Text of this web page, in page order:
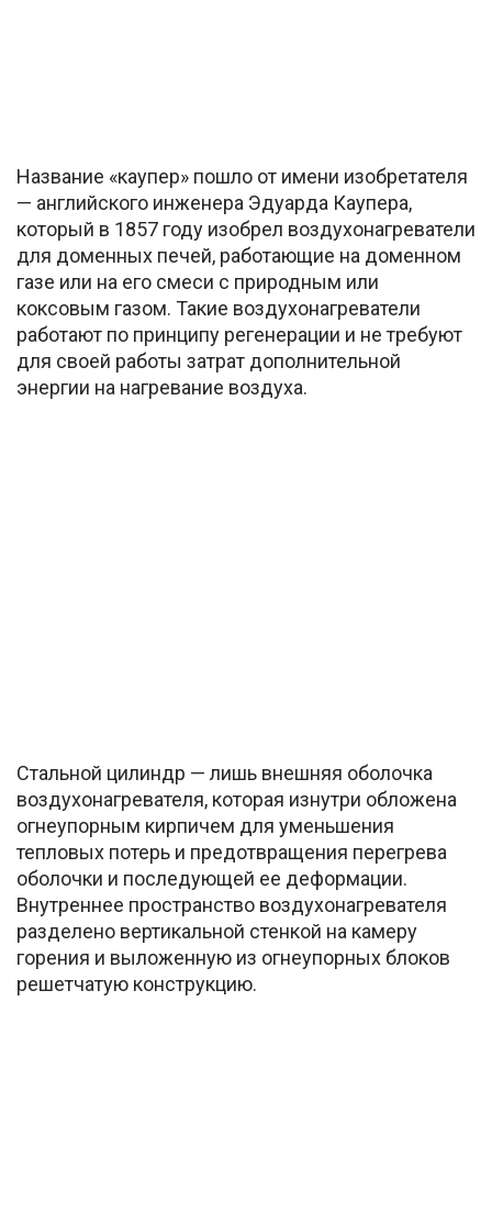
Название «каупер» пошло от имени изобретателя
— английского инженера Эдуарда Каупера,
который в 1857 году изобрел воздухонагреватели
для доменных печей, работающие на доменном
газе или на его смеси с природным или
коксовым газом. Такие воздухонагреватели
работают по принципу регенерации и не требуют
для своей работы затрат дополнительной
энергии на нагревание воздуха.
Стальной цилиндр — лишь внешняя оболочка
воздухонагревателя, которая изнутри обложена
огнеупорным кирпичем для уменьшения
тепловых потерь и предотвращения перегрева
оболочки и последующей ее деформации.
Внутреннее пространство воздухонагревателя
разделено вертикальной стенкой на камеру
горения и выложенную из огнеупорных блоков
решетчатую конструкцию.